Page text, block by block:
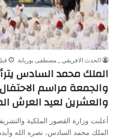
الحدث الافريقي _ مصطفى بوريابة
الملك محمد السادس
والجمعة مراسم
والعشرين لعيد العرش
أعلنت وزارة القصور الملكية